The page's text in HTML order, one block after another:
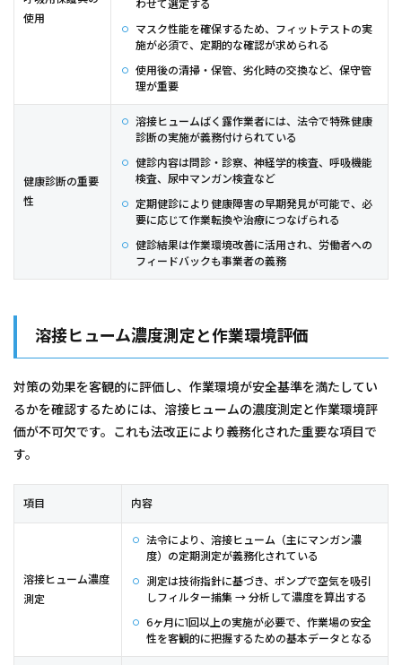
使用
わせて選定する
マスク性能を確保するため、フィットテストの実
施が必須で、定期的な確認が求められる
使用後の清掃・保管、劣化時の交換など、保守管
理が重要
健康診断の重要
性
溶接ヒュームばく露作業者には、法令で特殊健康
診断の実施が義務付けられている
健診内容は問診・診察、神経学的検査、呼吸機能
検査、尿中マンガン検査など
定期健診により健康障害の早期発見が可能で、必
要に応じて作業転換や治療につなげられる
健診結果は作業環境改善に活用され、労働者への
フィードバックも事業者の義務
溶接ヒューム濃度測定と作業環境評価
対策の効果を客観的に評価し、作業環境が安全基準を満たしてい
るかを確認するためには、溶接ヒュームの濃度測定と作業環境評
価が不可欠です。これも法改正により義務化された重要な項目で
す。
項目 内容
溶接ヒューム濃度
測定
法令により、溶接ヒューム（主にマンガン濃
度）の定期測定が義務化されている
測定は技術指針に基づき、ポンプで空気を吸引
しフィルター捕集 → 分析して濃度を算出する
6ヶ月に1回以上の実施が必要で、作業場の安全
性を客観的に把握するための基本データとなる